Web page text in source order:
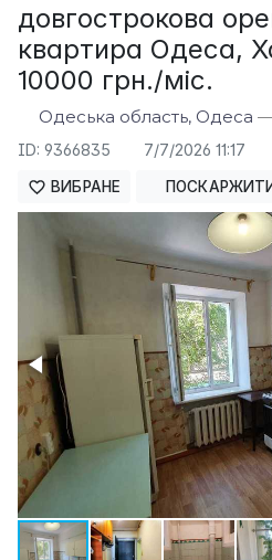
довгострокова
квартира Одеса,
10000 грн./міс.
Одеська область, Одеса —
ID: 9366835 7/7/2026 11:17
ВИБРАНЕ